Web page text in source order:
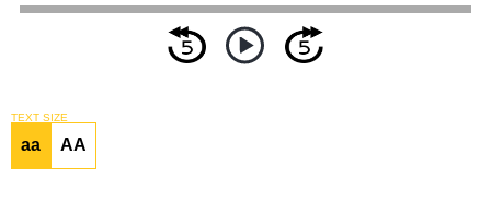
TEXT SIZE
aa AA